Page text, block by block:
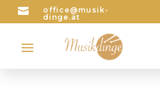

office@musik-
dinge.at
a